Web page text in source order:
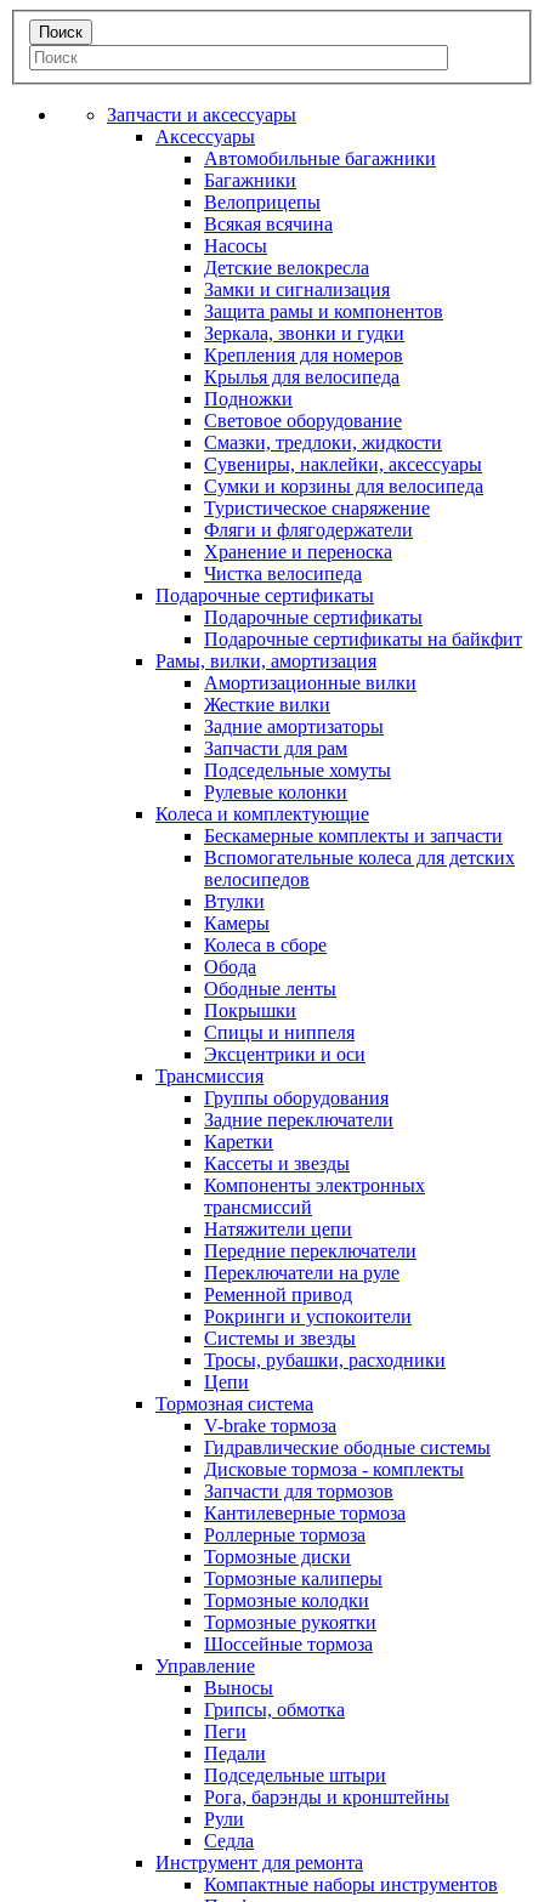
Запчасти и аксессуары
Аксессуары
Автомобильные багажники
Багажники
Велоприцепы
Всякая всячина
Насосы
Детские велокресла
Замки и сигнализация
Защита рамы и компонентов
Зеркала, звонки и гудки
Крепления для номеров
Крылья для велосипеда
Подножки
Световое оборудование
Смазки, тредлоки, жидкости
Сувениры, наклейки, аксессуары
Сумки и корзины для велосипеда
Туристическое снаряжение
Фляги и флягодержатели
Хранение и переноска
Чистка велосипеда
Подарочные сертификаты
Подарочные сертификаты
Подарочные сертификаты на байкфит
Рамы, вилки, амортизация
Амортизационные вилки
Жесткие вилки
Задние амортизаторы
Запчасти для рам
Подседельные хомуты
Рулевые колонки
Колеса и комплектующие
Бескамерные комплекты и запчасти
Вспомогательные колеса для детских
велосипедов
Втулки
Камеры
Колеса в сборе
Обода
Ободные ленты
Покрышки
Спицы и ниппеля
Эксцентрики и оси
Трансмиссия
Группы оборудования
Задние переключатели
Каретки
Кассеты и звезды
Компоненты электронных
трансмиссий
Натяжители цепи
Передние переключатели
Переключатели на руле
Ременной привод
Рокринги и успокоители
Системы и звезды
Тросы, рубашки, расходники
Цепи
Тормозная система
V-brake тормоза
Гидравлические ободные системы
Дисковые тормоза - комплекты
Запчасти для тормозов
Кантилеверные тормоза
Роллерные тормоза
Тормозные диски
Тормозные калиперы
Тормозные колодки
Тормозные рукоятки
Шоссейные тормоза
Управление
Выносы
Грипсы, обмотка
Пеги
Педали
Подседельные штыри
Рога, барэнды и кронштейны
Рули
Седла
Инструмент для ремонта
Компактные наборы инструментов